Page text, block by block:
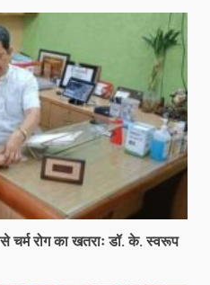
रोग का खतराः डॉ. के. स्वरूप